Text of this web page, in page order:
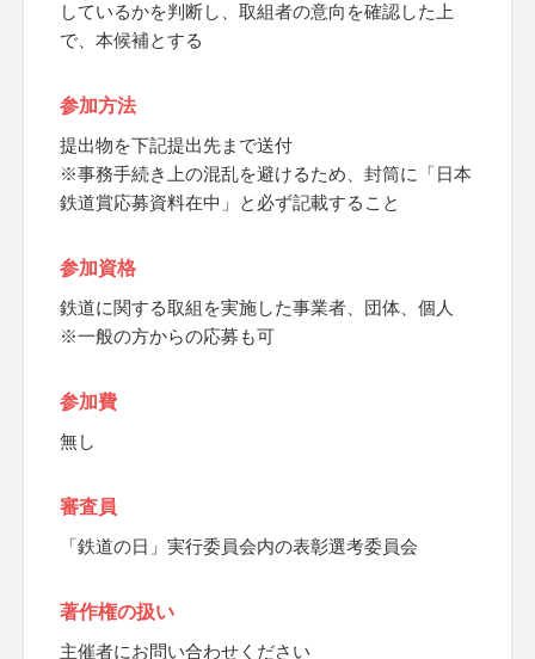
しているかを判断し、取組者の意向を確認した上
で、本候補とする
参加方法
提出物を下記提出先まで送付
※事務手続き上の混乱を避けるため、封筒に「日本
鉄道賞応募資料在中」と必ず記載すること
参加資格
鉄道に関する取組を実施した事業者、団体、個人
※一般の方からの応募も可
参加費
無し
審査員
「鉄道の日」実行委員会内の表彰選考委員会
著作権の扱い
主催者にお問い合わせください